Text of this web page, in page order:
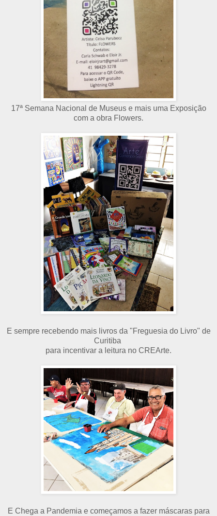
17ª Semana Nacional de Museus e mais uma Exposição
com a obra Flowers.
E sempre recebendo mais livros da "Freguesia do Livro" de
Curitiba
para incentivar a leitura no CREArte.
E Chega a Pandemia e começamos a fazer máscaras para